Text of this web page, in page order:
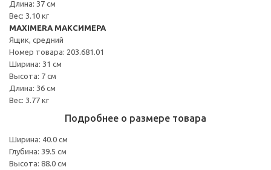
Длина: 37 см
Вес: 3.10 кг
MAXIMERA МАКСИМЕРА
Ящик, средний
Номер товара: 203.681.01
Ширина: 31 см
Высота: 7 см
Длина: 36 см
Вес: 3.77 кг
Подробнее о размере товара
Ширина: 40.0 см
Глубина: 39.5 см
Высота: 88.0 см